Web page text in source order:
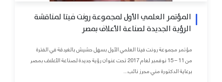
المؤتمر العلمي الأول لمجموعة رونت فيتا لمناقشة
الرؤية الجديدة لصناعة الأعلاف بمصر
مؤتمر مجموعة رونت فيتا العلمي الأول بسهل حشيش بالغردقة في الفترة
من 11 – 15 نوفمبر لعام 2017 تحت عنوان رؤية جديدة لصناعة الأعلاف بمصر
برعاية الدكتورة مني محرز نائب...